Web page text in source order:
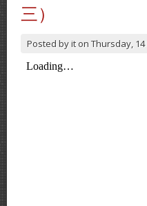
三）
Posted byit on Thursday,